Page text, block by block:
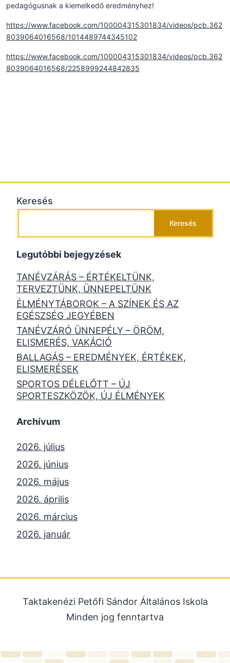
pedagógusnak a kiemelkedő eredményhez!
https://www.facebook.com/100004315301834/videos/pcb.362
8039064016568/1014489744345102
https://www.facebook.com/100004315301834/videos/pcb.362
8039064016568/2258999244842835
Keresés
Keresés
Legutóbbi bejegyzések
TANÉVZÁRÁS – ÉRTÉKELTÜNK,
TERVEZTÜNK, ÜNNEPELTÜNK
ÉLMÉNYTÁBOROK – A SZÍNEK ÉS AZ
EGÉSZSÉG JEGYÉBEN
TANÉVZÁRÓ ÜNNEPÉLY – ÖRÖM,
ELISMERÉS, VAKÁCIÓ
BALLAGÁS – EREDMÉNYEK, ÉRTÉKEK,
ELISMERÉSEK
SPORTOS DÉLELŐTT – ÚJ
SPORTESZKÖZÖK, ÚJ ÉLMÉNYEK
Archívum
2026. július
2026. június
2026. május
2026. április
2026. március
2026. január
2025. július
2025. június
2025. április
Taktakenézi Petőfi Sándor Általános Iskola
Minden jog fenntartva